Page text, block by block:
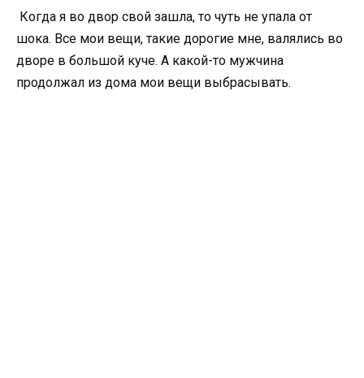
Когда я во двор свой зашла, то чуть не упала от
шока. Все мои вещи, такие дорогие мне, валялись во
дворе в большой куче. А какой-то мужчина
продолжал из дома мои вещи выбрасывать.